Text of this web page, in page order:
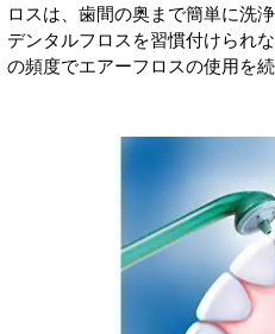
ロスは、歯間の奥まで簡単に洗
デンタルフロスを習慣付けられ
の頻度でエアーフロスの使用を続